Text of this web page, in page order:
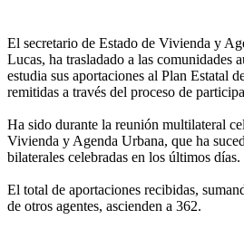
El secretario de Estado de Vivienda y
Lucas, ha trasladado a las comunidades
estudia sus aportaciones al Plan Estatal
remitidas a través del proceso de
Ha sido durante la reunión multilateral
Vivienda y Agenda Urbana, que ha
bilaterales celebradas en los últimos días.
El total de aportaciones recibidas,
de otros agentes, ascienden a 362.